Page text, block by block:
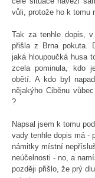
vůli, protože ho k tomu
Tak za tenhle dopis,
přišla z Brna pokuta.
jaká hloupoučká husa
zcela pominula, kdo
obětí. A kdo byl
nějakýho Ciběnu
?
Napsal jsem k tomu
vady tenhle dopis má -
námitky místní
neúčelnosti - no, a
později přišlo, že prý